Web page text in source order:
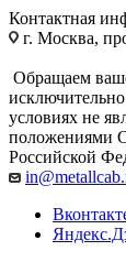
Контактная
г. Москва,
Обращаем
условиях не
положениями
Российской